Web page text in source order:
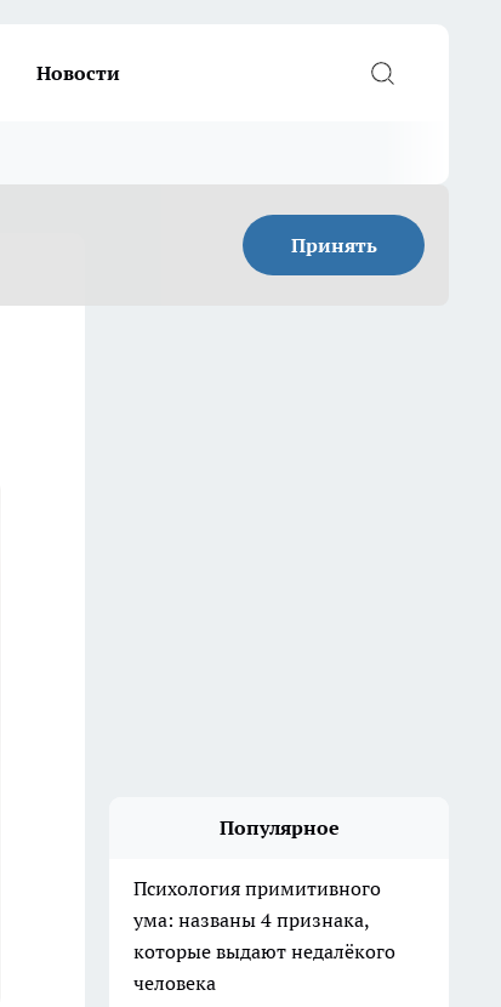
Новости
Принять
Популярное
Психология примитивного
ума: названы 4 признака,
которые выдают недалёкого
человека